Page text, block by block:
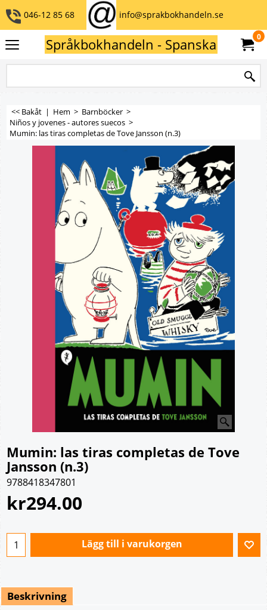
046-12 85 68 info@sprakbokhandeln.se
Språkbokhandeln - Spanska 0
<< Bakåt | Hem > Barnböcker >
Niños y jovenes - autores suecos >
Mumin: las tiras completas de Tove Jansson (n.3)
Mumin: las tiras completas de Tove
Jansson (n.3)
9788418347801
kr294.00
Lägg till i varukorgen
Beskrivning